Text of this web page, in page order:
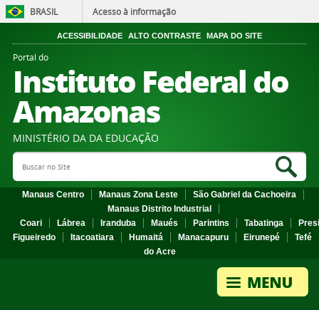
BRASIL Acesso à informação
ACESSIBILIDADE ALTO CONTRASTE MAPA DO SITE
Portal do
Instituto Federal do
Amazonas
MINISTÉRIO DA DA EDUCAÇÃO
Search Site
Manaus Centro Manaus Zona Leste
São Gabriel da Cachoeira
Manaus Distrito Industrial
Coari
Lábrea Iranduba Maués Parintins Tabatinga
Figueiredo
Itacoatiara Humaitá Manacapuru Eirunepé
Tefé
do Acre